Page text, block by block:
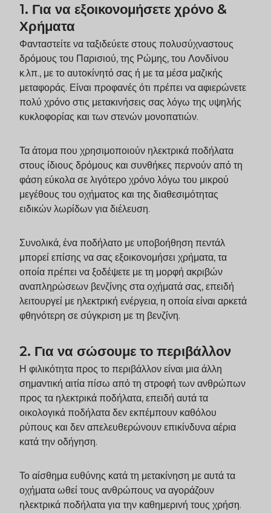
1. Για να εξοικονομήσετε χρόνο &
Χρήματα
Φανταστείτε να ταξιδεύετε στους πολυσύχναστους
δρόμους του Παρισιού, της Ρώμης, του Λονδίνου
κ.λπ., με το αυτοκίνητό σας ή με τα μέσα μαζικής
μεταφοράς. Είναι προφανές ότι πρέπει να αφιερώνετε
πολύ χρόνο στις μετακινήσεις σας λόγω της υψηλής
κυκλοφορίας και των στενών μονοπατιών.
Τα άτομα που χρησιμοποιούν ηλεκτρικά ποδήλατα
στους ίδιους δρόμους και συνθήκες περνούν από τη
φάση εύκολα σε λιγότερο χρόνο λόγω του μικρού
μεγέθους του οχήματος και της διαθεσιμότητας
ειδικών λωρίδων για διέλευση.
Συνολικά, ένα ποδήλατο με υποβοήθηση πεντάλ
μπορεί επίσης να σας εξοικονομήσει χρήματα, τα
οποία πρέπει να ξοδέψετε με τη μορφή ακριβών
αναπληρώσεων βενζίνης στα οχήματά σας, επειδή
λειτουργεί με ηλεκτρική ενέργεια, η οποία είναι αρκετά
φθηνότερη σε σύγκριση με τη βενζίνη.
2. Για να σώσουμε το περιβάλλον
Η φιλικότητα προς το περιβάλλον είναι μια άλλη
σημαντική αιτία πίσω από τη στροφή των ανθρώπων
προς τα ηλεκτρικά ποδήλατα, επειδή αυτά τα
οικολογικά ποδήλατα δεν εκπέμπουν καθόλου
ρύπους και δεν απελευθερώνουν επικίνδυνα αέρια
κατά την οδήγηση.
Το αίσθημα ευθύνης κατά τη μετακίνηση με αυτά τα
οχήματα ωθεί τους ανθρώπους να αγοράζουν
ηλεκτρικά ποδήλατα για την καθημερινή τους χρήση.